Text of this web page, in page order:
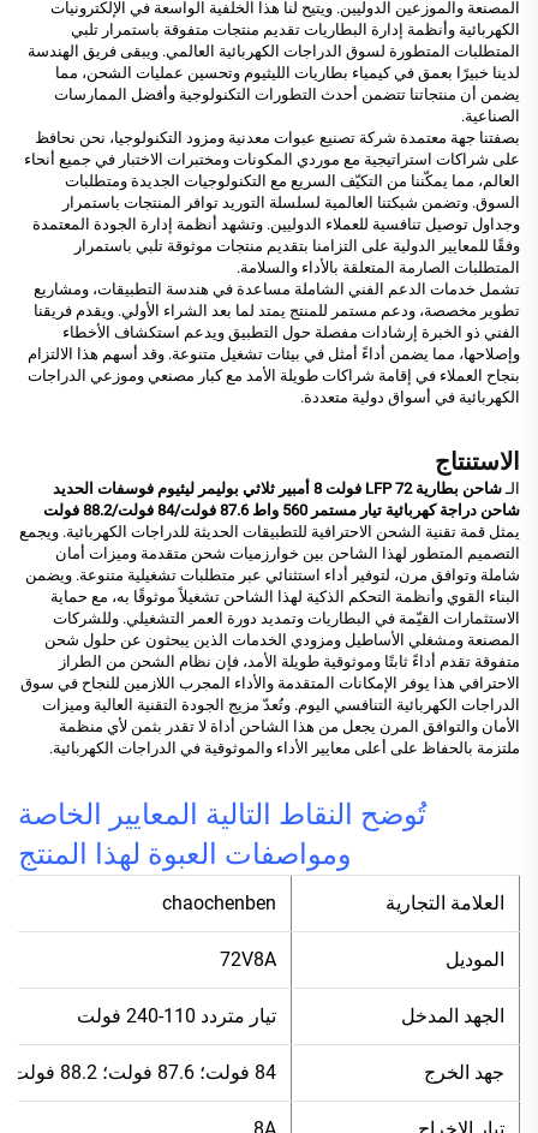
المصنعة والموزعين الدوليين. ويتيح لنا هذا الخلفية الواسعة في الإلكترونيات
الكهربائية وأنظمة إدارة البطاريات تقديم منتجات متفوقة باستمرار تلبي
المتطلبات المتطورة لسوق الدراجات الكهربائية العالمي. ويبقى فريق الهندسة
لدينا خبيرًا بعمق في كيمياء بطاريات الليثيوم وتحسين عمليات الشحن، مما
يضمن أن منتجاتنا تتضمن أحدث التطورات التكنولوجية وأفضل الممارسات
الصناعية.
بصفتنا جهة معتمدة شركة تصنيع عبوات معدنية ومزود التكنولوجيا، نحن نحافظ
على شراكات استراتيجية مع موردي المكونات ومختبرات الاختبار في جميع أنحاء
العالم، مما يمكّننا من التكيّف السريع مع التكنولوجيات الجديدة ومتطلبات
السوق. وتضمن شبكتنا العالمية لسلسلة التوريد توافر المنتجات باستمرار
وجداول توصيل تنافسية للعملاء الدوليين. وتشهد أنظمة إدارة الجودة المعتمدة
وفقًا للمعايير الدولية على التزامنا بتقديم منتجات موثوقة تلبي باستمرار
المتطلبات الصارمة المتعلقة بالأداء والسلامة.
تشمل خدمات الدعم الفني الشاملة مساعدة في هندسة التطبيقات، ومشاريع
تطوير مخصصة، ودعم مستمر للمنتج يمتد لما بعد الشراء الأولي. ويقدم فريقنا
الفني ذو الخبرة إرشادات مفصلة حول التطبيق ويدعم استكشاف الأخطاء
وإصلاحها، مما يضمن أداءً أمثل في بيئات تشغيل متنوعة. وقد أسهم هذا الالتزام
بنجاح العملاء في إقامة شراكات طويلة الأمد مع كبار مصنعي وموزعي الدراجات
الكهربائية في أسواق دولية متعددة.
الاستنتاج
الـ
شاحن بطارية LFP 72 فولت 8 أمبير ثلاثي بوليمر ليثيوم فوسفات الحديد
شاحن دراجة كهربائية تيار مستمر 560 واط 87.6 فولت/84 فولت/88.2 فولت
يمثل قمة تقنية الشحن الاحترافية للتطبيقات الحديثة للدراجات الكهربائية. ويجمع
التصميم المتطور لهذا الشاحن بين خوارزميات شحن متقدمة وميزات أمان
شاملة وتوافق مرن، لتوفير أداء استثنائي عبر متطلبات تشغيلية متنوعة. ويضمن
البناء القوي وأنظمة التحكم الذكية لهذا الشاحن تشغيلاً موثوقًا به، مع حماية
الاستثمارات القيّمة في البطاريات وتمديد دورة العمر التشغيلي. وللشركات
المصنعة ومشغلي الأساطيل ومزودي الخدمات الذين يبحثون عن حلول شحن
متفوقة تقدم أداءً ثابتًا وموثوقية طويلة الأمد، فإن نظام الشحن من الطراز
الاحترافي هذا يوفر الإمكانات المتقدمة والأداء المجرب اللازمين للنجاح في سوق
الدراجات الكهربائية التنافسي اليوم. وتُعدّ مزيج الجودة التقنية العالية وميزات
الأمان والتوافق المرن يجعل من هذا الشاحن أداة لا تقدر بثمن لأي منظمة
ملتزمة بالحفاظ على أعلى معايير الأداء والموثوقية في الدراجات الكهربائية.
تُوضح النقاط التالية المعايير الخاصة
ومواصفات العبوة لهذا المنتج
العلامة التجارية chaochenben
الموديل 72V8A
الجهد المدخل تيار متردد 110-240 فولت
جهد الخرج 84 فولت؛ 87.6 فولت؛ 88.2 فولت
تيار الإخراج 8A